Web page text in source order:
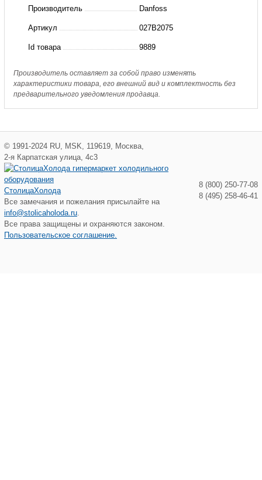
4-
6(пр.
класс
Производитель Danfoss
Артикул 027B2075
Id товара 9889
Производитель оставляет за собой право изменять
характеристики товара, его внешний вид и комплектность без
предварительного уведомления продавца.
© 1991-2024 RU MSK 119619 Москва
2-я Карпатская улица, 4с3
СтолицаХолода
Все замечания и пожелания присылайте на
info@stolicaholoda.ru
Все права защищены и охраняются законом.
Пользовательское соглашение.
8 (800) 250-77-08
8 (495) 258-46-41